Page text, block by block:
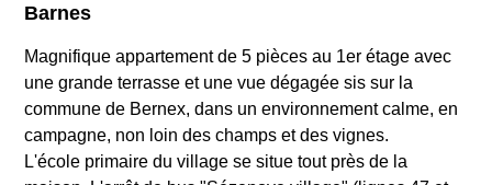
Barnes
Magnifique appartement de 5 pièces au 1er étage avec
une grande terrasse et une vue dégagée sis sur la
commune de Bernex, dans un environnement calme, en
campagne, non loin des champs et des vignes.
L'école primaire du village se situe tout près de la